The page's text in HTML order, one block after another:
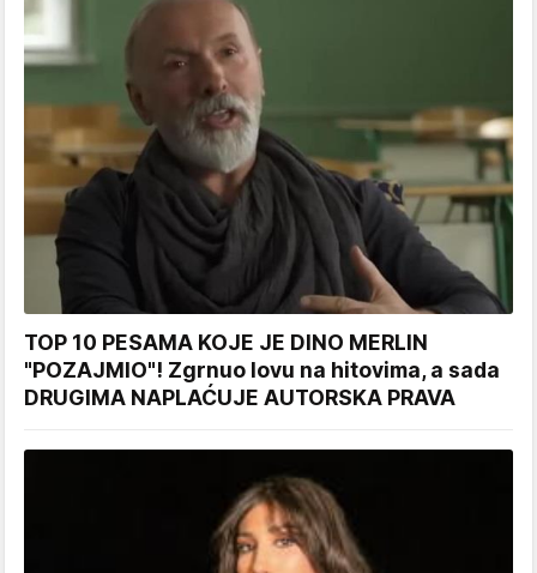
TOP 10 PESAMA KOJE JE DINO MERLIN
"POZAJMIO"! Zgrnuo lovu na hitovima, a sada
DRUGIMA NAPLAĆUJE AUTORSKA PRAVA